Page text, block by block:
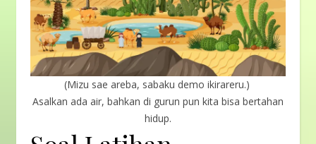
(Mizu sae areba, sabaku demo ikirareru.)
Asalkan ada air, bahkan di gurun pun kita bisa bertahan
hidup.